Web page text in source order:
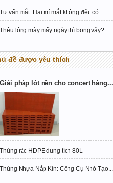
Tư vấn mắt: Hai mí mắt không đều có...
Thêu lông mày mấy ngày thì bong vảy?
đề được yêu thích
Giải pháp lót nền cho concert hàng...
Thùng rác HDPE dung tích 80L
Thùng Nhựa Nắp Kín: Công Cụ Nhỏ Tạo...